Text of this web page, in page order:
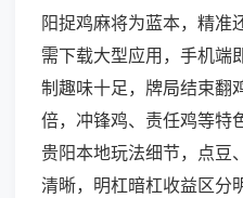
阳捉鸡麻将为蓝本，精准
需下载大型应用，手机端
制趣味十足，牌局结束翻
倍，冲锋鸡、责任鸡等特
贵阳本地玩法细节，点豆
清晰，明杠暗杠收益区分